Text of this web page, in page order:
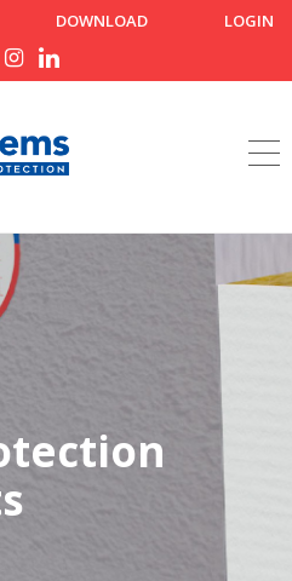
DOWNLOAD LOGIN